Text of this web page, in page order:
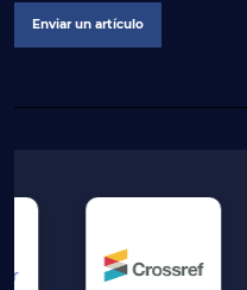
Enviar un artículo